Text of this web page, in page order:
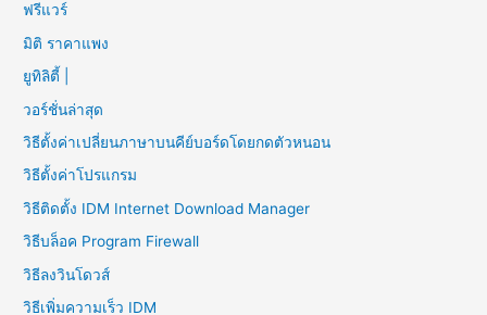
ฟรีแวร์
มิติ ราคาแพง
ยูทิลิตี้ |
วอร์ชั่นล่าสุด
วิธีตั้งค่าเปลี่ยนภาษาบนคีย์บอร์ดโดยกดตัวหนอน
วิธีตั้งค่าโปรแกรม
วิธีติดตั้ง IDM Internet Download Manager
วิธีบล็อค Program Firewall
วิธีลงวินโดวส์
วิธีเพิ่มความเร็ว IDM